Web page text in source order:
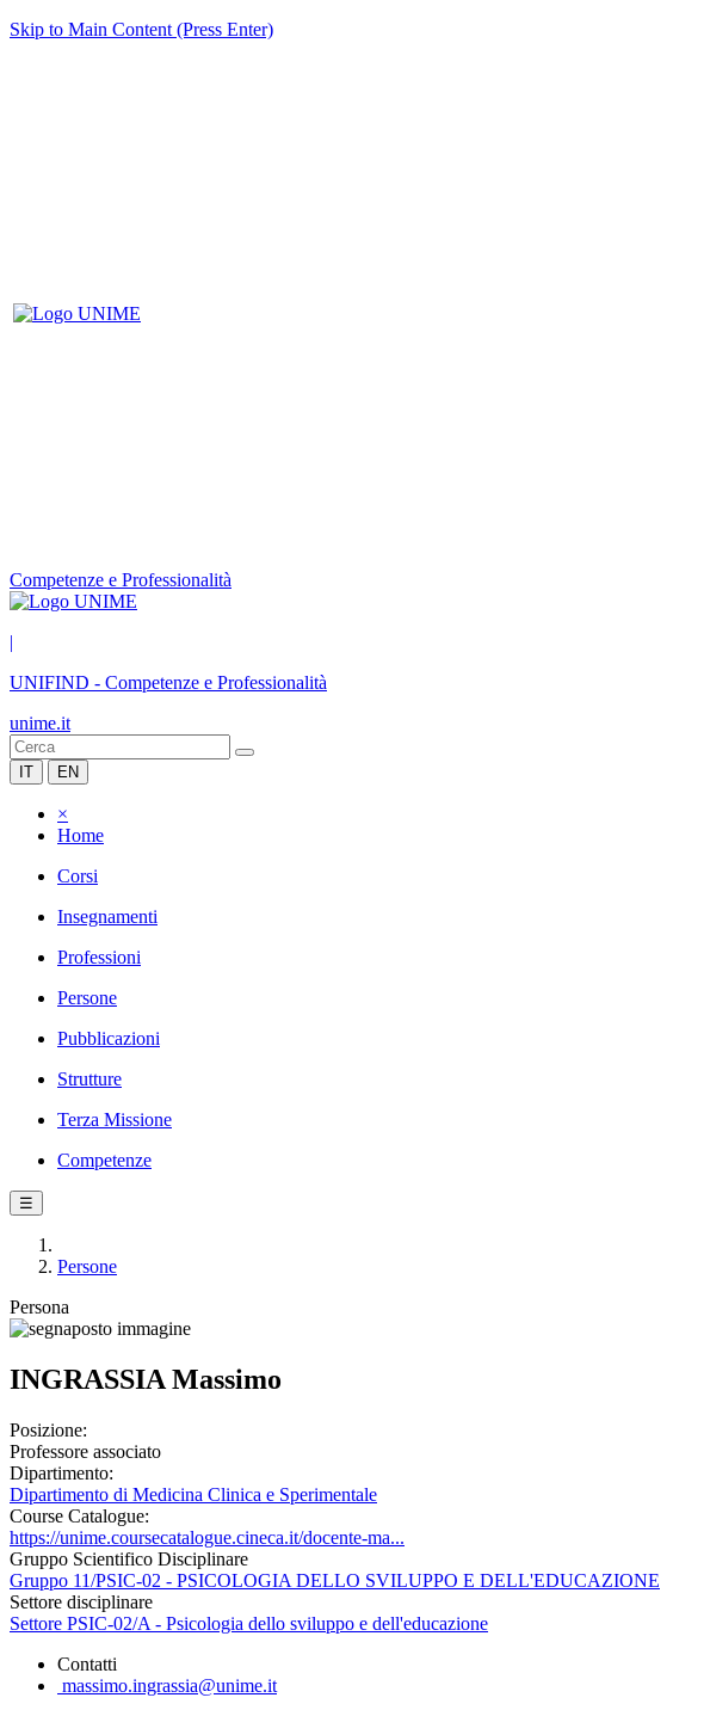
Skip to Main Content (Press Enter)
Competenze e Professionalità
|
UNIFIND - Competenze e Professionalità
unime.it
IT EN
×
Home
Corsi
Insegnamenti
Professioni
Persone
Pubblicazioni
Strutture
Terza Missione
Competenze
☰
Persone
Persona
INGRASSIA Massimo
Posizione:
Professore associato
Dipartimento:
Dipartimento di Medicina Clinica e Sperimentale
Course Catalogue:
https://unime.coursecatalogue.cineca.it/docente-ma...
Gruppo Scientifico Disciplinare
Gruppo 11/PSIC-02 - PSICOLOGIA DELLO SVILUPPO E DELL'EDUCAZIONE
Settore disciplinare
Settore PSIC-02/A - Psicologia dello sviluppo e dell'educazione
Contatti
massimo.ingrassia@unime.it